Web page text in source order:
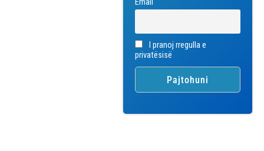
Email
I pranoj rregulla e
privatësisë